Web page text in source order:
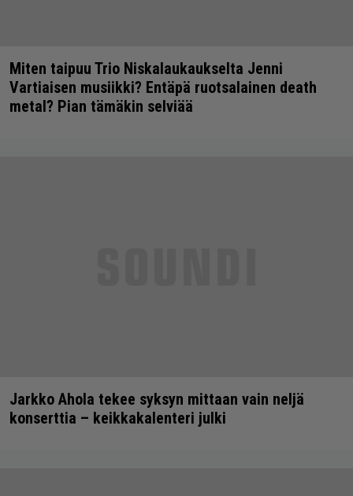
Miten taipuu Trio Niskalaukaukselta Jenni
Vartiaisen musiikki? Entäpä ruotsalainen death
metal? Pian tämäkin selviää
Jarkko Ahola tekee syksyn mittaan vain neljä
konserttia – keikkakalenteri julki